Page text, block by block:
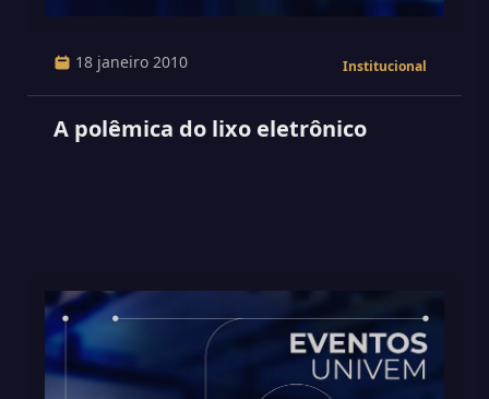
18 janeiro 2010 Institucional
A polêmica do lixo eletrônico